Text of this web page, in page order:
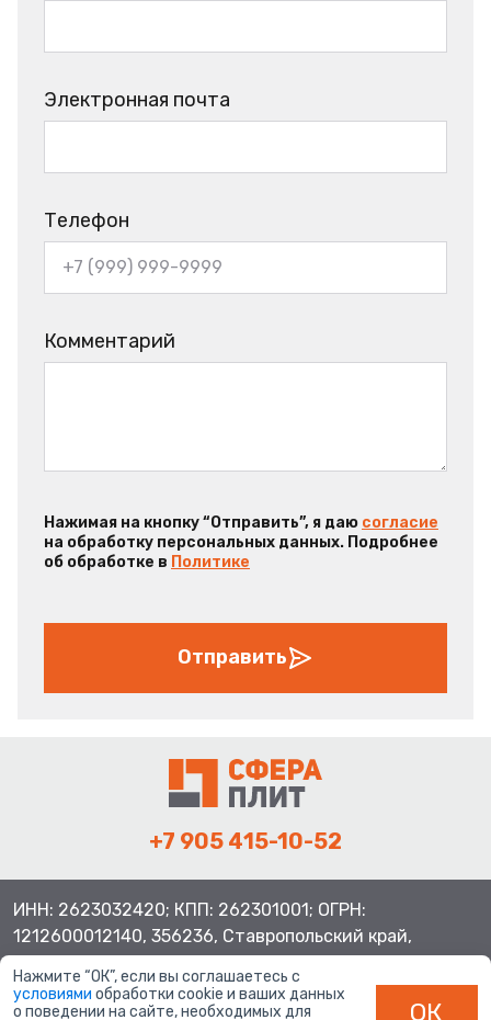
Электронная почта
Телефон
Комментарий
Нажимая на кнопку “Отправить”, я даю согласие
на обработку персональных данных. Подробнее
об обработке в Политике
Отправить
+7 905 415-10-52
ИНН: 2623032420; КПП: 262301001; ОГРН:
1212600012140, 356236, Ставропольский край,
Нажмите “ОК”, если вы соглашаетесь с
условиями обработки cookie и ваших данных
о поведении на сайте, необходимых для
ОК